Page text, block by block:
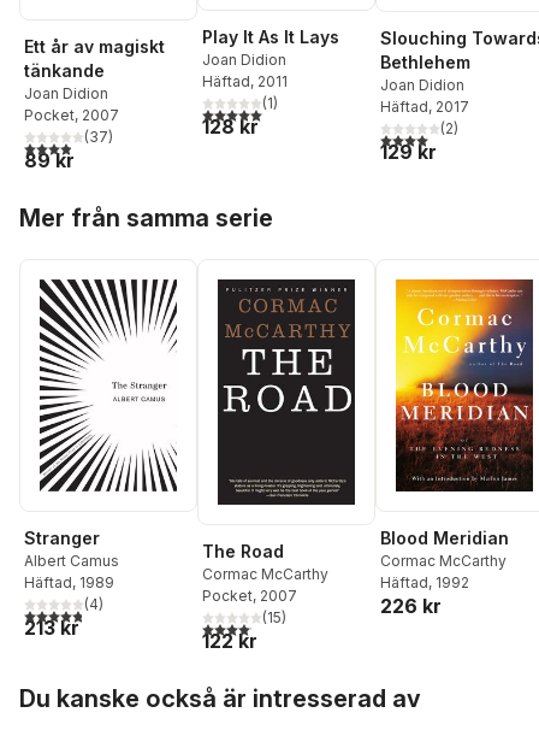
Ett år av magiskt
tänkande
Joan Didion
Pocket, 2007
3,9utav 5 stjärnor. Totalt antal röster:
(37)
89 kr
Play It As It Lays
Joan Didion
Häftad, 2011
5,0utav 5 stjärnor. Totalt antal röster:
(1)
128 kr
Slouching
Bethlehem
Joan Didion
Häftad, 2017
4,0utav 5 stjärnor.
(2)
129 kr
Mer från samma serie
Stranger
Albert Camus
Häftad, 1989
4,8utav 5 stjärnor. Totalt antal röster:
(4)
213 kr
The Road
Cormac McCarthy
Pocket, 2007
4,1utav 5 stjärnor. Totalt antal röster:
(15)
122 kr
Blood Meridian
Cormac McCarthy
Häftad, 1992
226 kr
Du kanske också är intresserad av